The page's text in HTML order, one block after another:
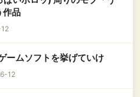
作品
ームソフトを挙げていけ
12